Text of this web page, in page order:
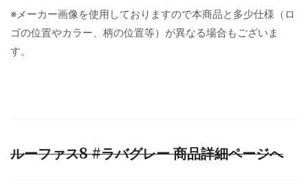
※メーカー画像を使用しておりますので本商品と多少仕様（ロ
ゴの位置やカラー、柄の位置等）が異なる場合もございま
す。
ルーファス8 #ラバグレー 商品詳細ページへ